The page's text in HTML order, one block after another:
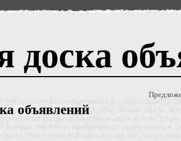
доска
объявлений